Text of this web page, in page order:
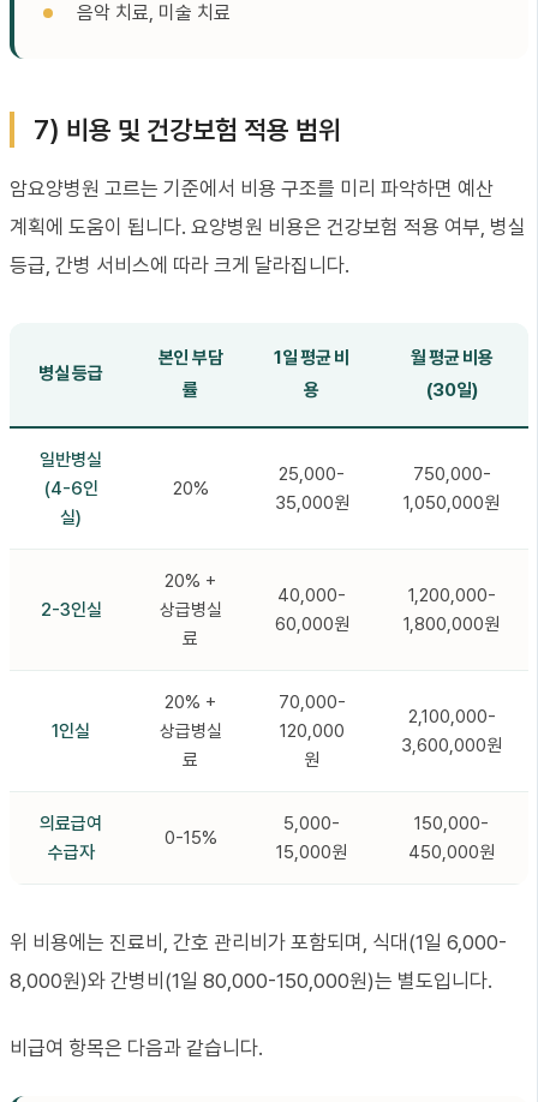
음악 치료, 미술 치료
7) 비용 및 건강보험 적용 범위
암요양병원 고르는 기준에서 비용 구조를 미리 파악하면 예산
계획에 도움이 됩니다. 요양병원 비용은 건강보험 적용 여부, 병실
등급, 간병 서비스에 따라 크게 달라집니다.
병실 등급
본인 부담
률
1일 평균 비
용
월 평균 비용
(30일)
일반병실
(4-6인
실)
20%
25,000-
35,000원
750,000-
1,050,000원
2-3인실
20% +
상급병실
료
40,000-
60,000원
1,200,000-
1,800,000원
1인실
20% +
상급병실
료
70,000-
120,000
원
2,100,000-
3,600,000원
의료급여
수급자
0-15%
5,000-
15,000원
150,000-
450,000원
위 비용에는 진료비, 간호 관리비가 포함되며, 식대(1일 6,000-
8,000원)와 간병비(1일 80,000-150,000원)는 별도입니다.
비급여 항목은 다음과 같습니다.